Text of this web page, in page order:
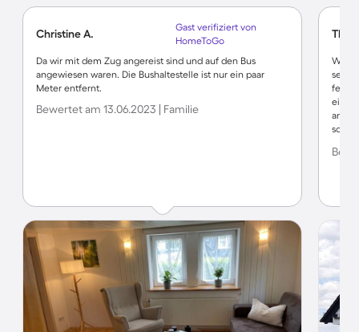
Christine A.
Gast verifiziert von
HomeToGo
Da wir mit dem Zug angereist sind und auf den Bus
angewiesen waren. Die Bushaltestelle ist nur ein paar
Meter entfernt.
Bewertet am 13.06.2023 | Familie
Wir
sehr
fehlt